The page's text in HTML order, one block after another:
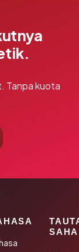
Tanpa kuota